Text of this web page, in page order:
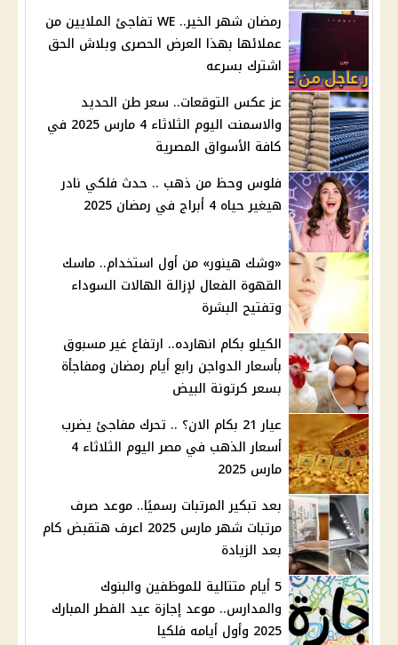
رمضان شهر الخير.. WE تفاجئ الملايين من
عملائها بهذا العرض الحصرى وبلاش الحق
اشترك بسرعه
عز عكس التوقعات.. سعر طن الحديد
والاسمنت اليوم الثلاثاء 4 مارس 2025 في
كافة الأسواق المصرية
فلوس وحظ من ذهب .. حدث فلكي نادر
هيغير حياه 4 أبراج في رمضان 2025
«وشك هينور» من أول استخدام.. ماسك
القهوة الفعال لإزالة الهالات السوداء
وتفتيح البشرة
الكيلو بكام انهارده.. ارتفاع غير مسبوق
بأسعار الدواجن رابع أيام رمضان ومفاجأة
بسعر كرتونة البيض
عيار 21 بكام الان؟ .. تحرك مفاجئ يضرب
أسعار الذهب في مصر اليوم الثلاثاء 4
مارس 2025
بعد تبكير المرتبات رسميًا.. موعد صرف
مرتبات شهر مارس 2025 اعرف هتقبض كام
بعد الزيادة
5 أيام متتالية للموظفين والبنوك
والمدارس.. موعد إجازة عيد الفطر المبارك
2025 وأول أيامه فلكيا